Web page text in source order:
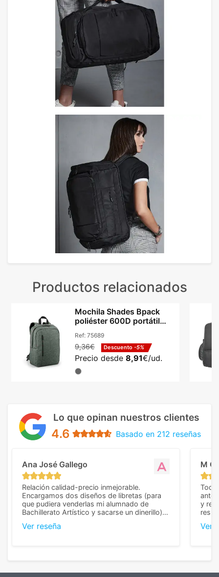
Productos relacionados
Mochila Shades Bpack
poliéster 600D portátil
Ref: 75689
9,36€ Descuento -5%
Precio desde 8,91€/ud.
Lo que opinan nuestros clientes
4.6 Basado en 212 reseñas
Ana José Gallego
Relación calidad-precio inmejorable.
Encargamos dos diseños de libretas (para
que pudiera venderlas mi alumnado de
Bachillerato Artístico y sacarse un dinerillo) y
diferencia, con libretas de muy buena calidad
Ver reseña
M C
Todo
y
Ver